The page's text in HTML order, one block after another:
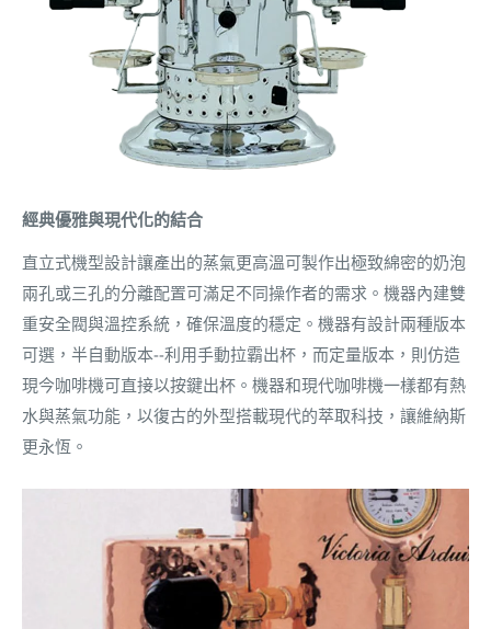
經典優雅與現代化的結合
直立式機型設計讓產出的蒸氣更高溫可製作出極致綿密的奶泡
兩孔或三孔的分離配置可滿足不同操作者的需求。機器內建雙
重安全閥與溫控系統，確保溫度的穩定。機器有設計兩種版本
可選，半自動版本--利用手動拉霸出杯，而定量版本，則仿造
現今咖啡機可直接以按鍵出杯。機器和現代咖啡機一樣都有熱
水與蒸氣功能，以復古的外型搭載現代的萃取科技，讓維納斯
更永恆。